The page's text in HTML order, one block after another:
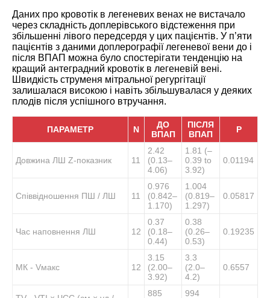
Даних про кровотік в легеневих венах не вистачало
через складність доплерівського відстеження при
збільшенні лівого передсердя у цих пацієнтів. У п’яти
пацієнтів з даними доплерографії легеневої вени до і
після ВПАП можна було спостерігати тенденцію на
кращий антеградний кровотік в легеневій вені.
Швидкість струменя мітральної регургітації
залишалася високою і навіть збільшувалася у деяких
плодів після успішного втручання.
ПАРАМЕТР N
ДО
ВПАП
ПІСЛЯ
ВПАП
Р
Довжина ЛШ Z-показник 11
2.42
(0.13–
4.06)
1.81 (–
0.39 to
3.92)
0.01194
Співвідношення ПШ / ЛШ 11
0.976
(0.842–
1.170)
1.004
(0.819–
1.297)
0.05817
Час наповнення ЛШ 12
0.37
(0.18–
0.44)
0.38
(0.26–
0.53)
0.19235
МК ‐ Vмакс 12
3.15
(2.00–
3.92)
3.3
(2.0–
4.2)
0.6557
885
994